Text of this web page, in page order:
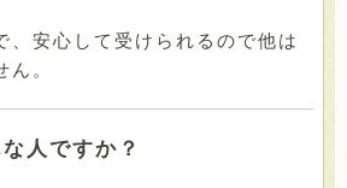
、安心して受けられるので他は
ん。
人ですか？